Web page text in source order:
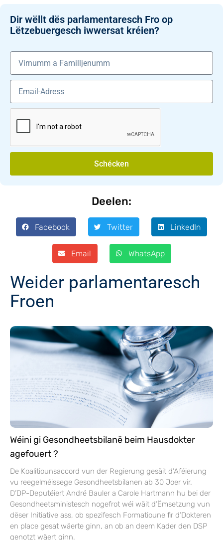
Dir wëllt dës parlamentaresch Fro op
Lëtzebuergesch iwwersat kréien?
Schécken
Deelen:
Facebook Twitter LinkedIn
Email WhatsApp
Weider parlamentaresch
Froen
Wéini gi Gesondheetsbilanë beim Hausdokter
agefouert ?
De Koalitiounsaccord vun der Regierung gesäit d’Aféierung
vu reegelméissege Gesondheetsbilanen ab 30 Joer vir.
D’DP-Deputéiert André Bauler a Carole Hartmann hu bei der
Gesondheetsministesch nogefrot wéi wäit d’Ëmsetzung vun
dëser Initiative ass, ob spezifesch Formatioune fir d’Dokteren
en place gesat wäerte ginn, an ob an deem Kader den DSP
genotzt wäert ginn.